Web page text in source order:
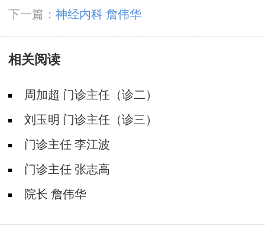
士领衔会诊团5月23-25日成都亲诊
下一篇： 神经内科 詹伟华
相关阅读
周加超 门诊主任（诊二）
刘玉明 门诊主任（诊三）
门诊主任 李江波
门诊主任 张志高
院长 詹伟华